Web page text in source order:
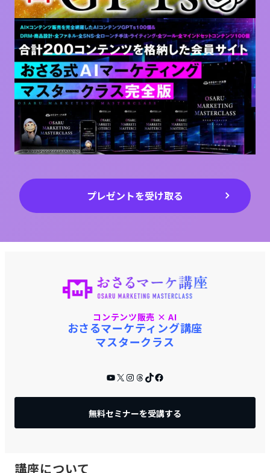
プレゼントを受け取る
コンテンツ販売 × AI
おさるマーケティング講座
マスタークラス
YouTube
X Instagram
Threads
TikTok
Facebook
無料セミナーを受講する
講座について